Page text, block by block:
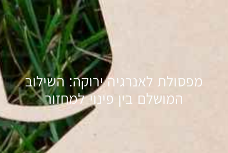
מפסולת לאנרגיה ירוקה: השילוב
המושלם בין פינוי למחזור